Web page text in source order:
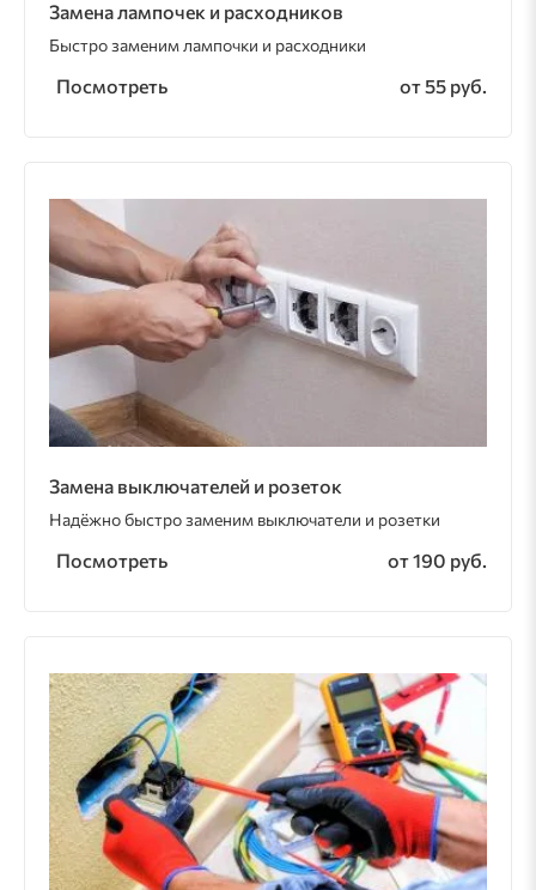
Замена лампочек и расходников
Быстро заменим лампочки и расходники
Посмотреть от 55 руб.
Замена выключателей и розеток
Надёжно быстро заменим выключатели и розетки
Посмотреть от 190 руб.